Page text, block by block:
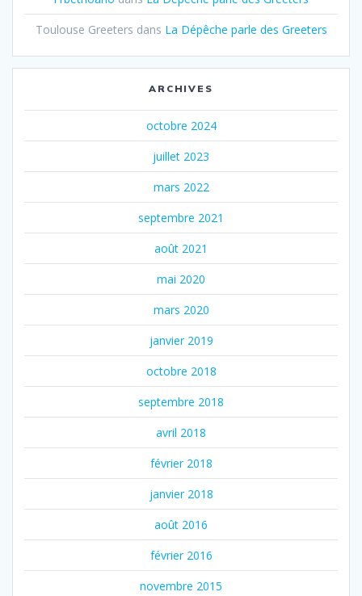
Toulouse Greeters dans La Dépêche parle des Greeters
ARCHIVES
octobre 2024
juillet 2023
mars 2022
septembre 2021
août 2021
mai 2020
mars 2020
janvier 2019
octobre 2018
septembre 2018
avril 2018
février 2018
janvier 2018
août 2016
février 2016
novembre 2015